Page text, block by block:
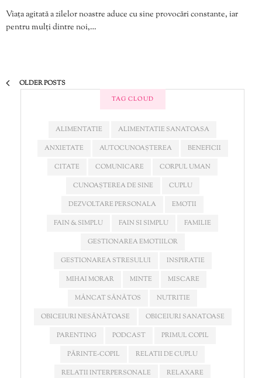
Viața agitată a zilelor noastre aduce cu sine provocări constante, iar
pentru mulți dintre noi,…
OLDER POSTS
TAG CLOUD
ALIMENTATIE
ALIMENTATIE SANATOASA
ANXIETATE
AUTOCUNOAȘTEREA
BENEFICII
CITATE
COMUNICARE
CORPUL UMAN
CUNOAȘTEREA DE SINE
CUPLU
DEZVOLTARE PERSONALA
EMOTII
FAIN & SIMPLU
FAIN SI SIMPLU
FAMILIE
GESTIONAREA EMOTIILOR
GESTIONAREA STRESULUI
INSPIRATIE
MIHAI MORAR
MINTE
MISCARE
MÂNCAT SĂNĂTOS
NUTRITIE
OBICEIURI NESĂNĂTOASE
OBICEIURI SANATOASE
PARENTING
PODCAST
PRIMUL COPIL
PĂRINTE-COPIL
RELATII DE CUPLU
RELATII INTERPERSONALE
RELAXARE